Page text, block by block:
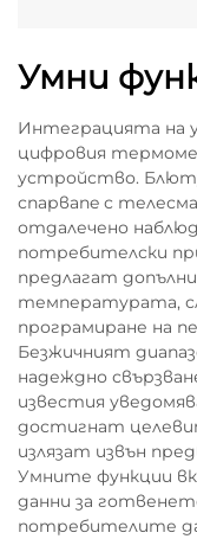
Умни
Интеграцията на
цифровия
устройство.
спарвane с
отдалечено
потребителски
предлагат
температурата,
програмиране на
Безжичният
надеждно
известия
достигнат
излязат извън
Умните функции
данни за
потребителите